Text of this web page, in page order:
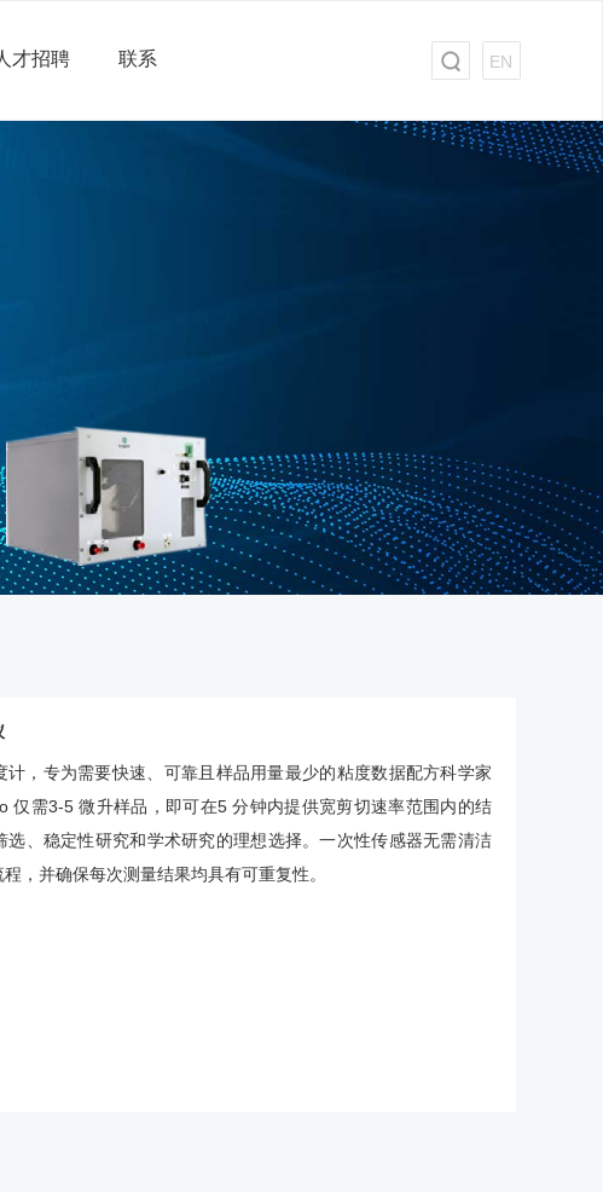
才招聘 联系 EN
计，专为需要快速、可靠且样品用量最少的粘度数据配方科学家
仅需3-5 微升样品，即可在5 分钟内提供宽剪切速率范围内的结
选、稳定性研究和学术研究的理想选择。一次性传感器无需清洁
，并确保每次测量结果均具有可重复性。